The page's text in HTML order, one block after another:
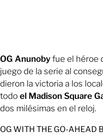
OG Anunoby fue el héroe
juego de la serie al
dieron la victoria a los
todo el Madison Square
dos milésimas en el reloj.
OG WITH THE GO-AHEAD